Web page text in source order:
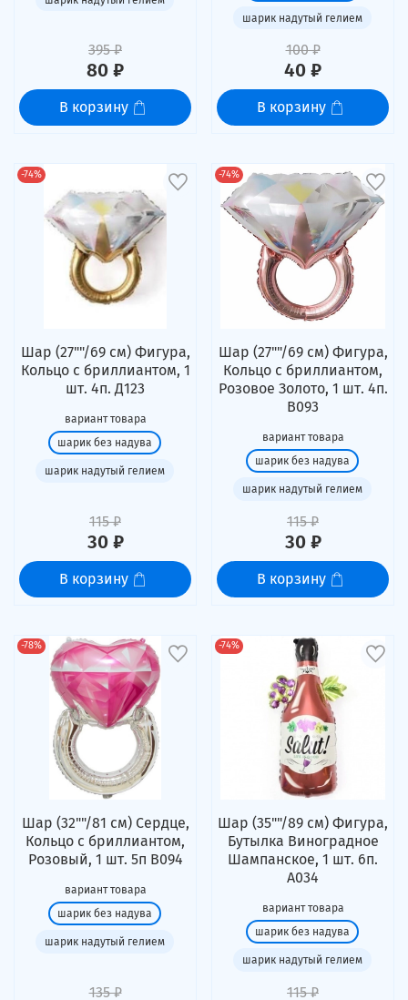
395 ₽
80 ₽
В корзину
шарик надутый гелием
100 ₽
40 ₽
В корзину
-74%
Шар (27""/69 см) Фигура,
Кольцо с бриллиантом, 1
шт. 4п. Д123
вариант товара
шарик без надува
шарик надутый гелием
115 ₽
30 ₽
В корзину
-74%
Шар (27""/69 см) Фигура,
Кольцо с бриллиантом,
Розовое Золото, 1 шт. 4п.
В093
вариант товара
шарик без надува
шарик надутый гелием
115 ₽
30 ₽
В корзину
-78%
Шар (32""/81 см) Сердце,
Кольцо с бриллиантом,
Розовый, 1 шт. 5п В094
вариант товара
шарик без надува
шарик надутый гелием
135 ₽
-74%
Шар (35""/89 см) Фигура,
Бутылка Виноградное
Шампанское, 1 шт. 6п.
А034
вариант товара
шарик без надува
шарик надутый гелием
115 ₽